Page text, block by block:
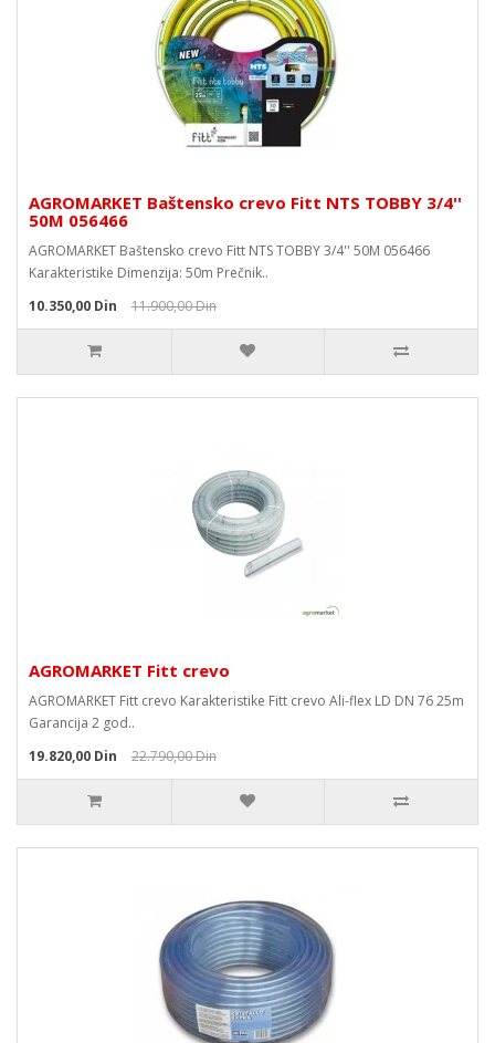
AGROMARKET Baštensko crevo Fitt NTS TOBBY 3/4''
50M 056466
AGROMARKET Baštensko crevo Fitt NTS TOBBY 3/4'' 50M 056466
Karakteristike Dimenzija: 50m Prečnik..
10.350,00 Din
11.900,00 Din
AGROMARKET Fitt crevo
AGROMARKET Fitt crevo Karakteristike Fitt crevo Ali-flex LD DN 76 25m
Garancija 2 god..
19.820,00 Din
22.790,00 Din